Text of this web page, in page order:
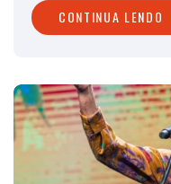
CONTINUA LENDO